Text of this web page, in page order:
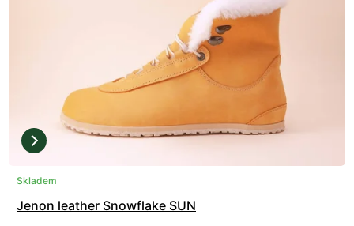
Skladem
Jenon leather Snowflake SUN